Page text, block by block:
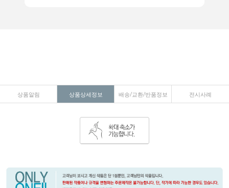
상품알림 상품상세정보 배송/교환/반품정보 전시사례